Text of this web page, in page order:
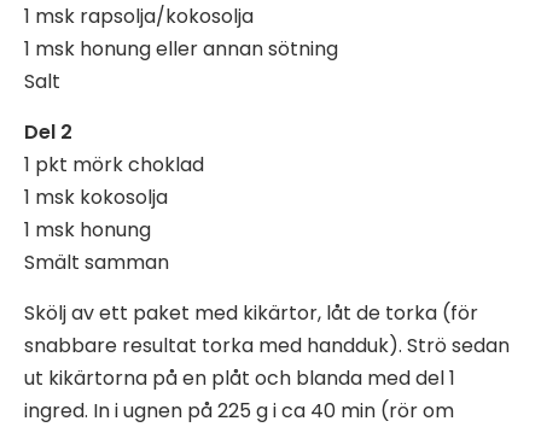
1 msk rapsolja/kokosolja
1 msk honung eller annan sötning
Salt
Del 2
1 pkt mörk choklad
1 msk kokosolja
1 msk honung
Smält samman
Skölj av ett paket med kikärtor, låt de torka (för
snabbare resultat torka med handduk). Strö sedan
ut kikärtorna på en plåt och blanda med del 1
ingred. In i ugnen på 225 g i ca 40 min (rör om